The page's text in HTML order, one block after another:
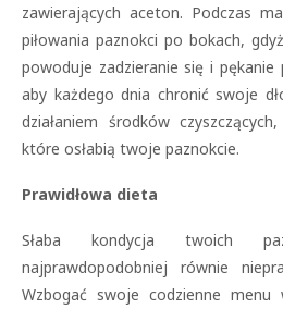
zawierających aceton. Podczas
piłowania paznokci po bokach,
powoduje zadzieranie się i pękanie
aby każdego dnia chronić swoje
działaniem środków
które osłabią twoje paznokcie.
Prawidłowa dieta
Słaba kondycja twoich
najprawdopodobniej równie
Wzbogać swoje codzienne menu